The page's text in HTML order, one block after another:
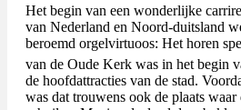
Het begin van een wonderlijke
van Nederland en Noord-duitsland
beroemd orgelvirtuoos: Het horen
van de Oude Kerk was in het begin
de hoofdattracties van de stad.
was dat trouwens ook de plaats